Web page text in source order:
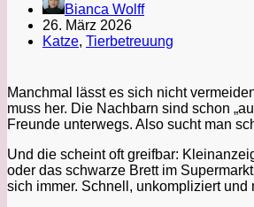
Bianca Wolff
26. März 2026
Katze, Tierbetreuung
Manchmal lässt es sich nicht
muss her. Die Nachbarn sind schon
Freunde unterwegs. Also sucht man
Und die scheint oft greifbar:
oder das schwarze Brett im
sich immer. Schnell, unkompliziert und